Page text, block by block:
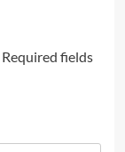
Required fields